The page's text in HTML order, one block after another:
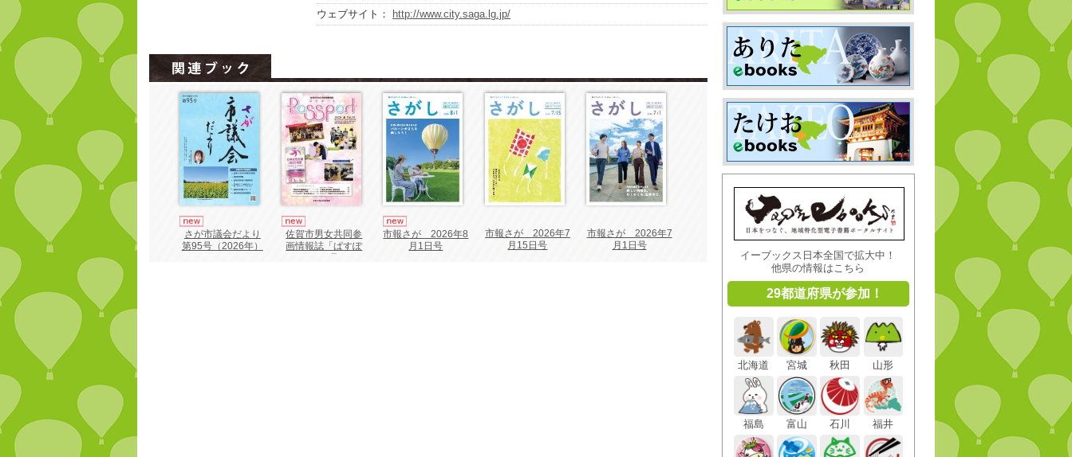
ウェブサイト：
http://www.city.saga.lg.jp/
さが市議会だより
第95号（2026年）
佐賀市男女共同参
画情報誌「ぱすぽ
ーと55号」
市報さが 2026年8
月1日号
市報さが 2026年7
月15日号
市報さが 2026年7
月1日号
イーブックス日本全国で拡大中！
他県の情報はこちら
29都道府県が参加！
北海道 宮城 秋田 山形
福島 富山 石川 福井